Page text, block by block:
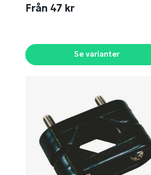
Från 47 kr
Se varianter